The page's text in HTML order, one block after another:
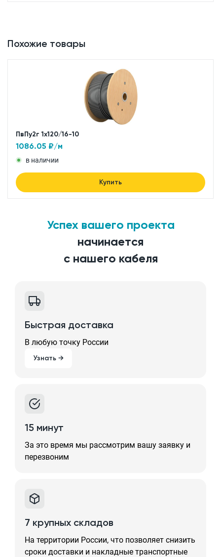
Похожие товары
ПвПу2г 1x120/16-10
1086.05 ₽/м
в наличии
Купить
Успех вашего проекта
начинается
с нашего кабеля
Быстрая доставка
В любую точку России
Узнать →
15 минут
За это время мы рассмотрим вашу заявку и
перезвоним
7 крупных складов
На территории России, что позволяет снизить
сроки доставки и накладные транспортные